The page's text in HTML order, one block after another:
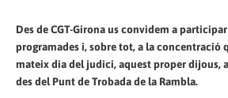
Des de CGT-Girona us convidem a
programades i, sobre tot, a la concentració
mateix dia del judici, aquest proper dijous,
des del Punt de Trobada de la Rambla.